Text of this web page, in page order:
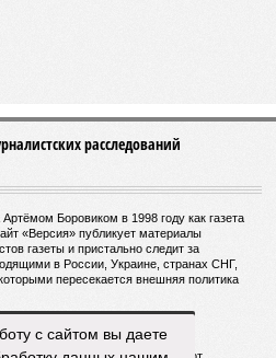
расследований
Боровиком в 1998 году как газета
«Версия» публикует материалы
газеты и пристально следит за
в России, Украине, странах СНГ,
пересекается внешняя политика
редактор:Горевой Р. Г.
с сайтом вы даете